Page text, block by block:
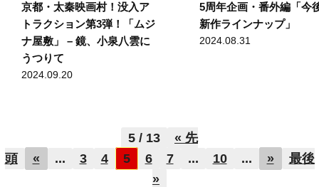
京都・太秦映画村！没入ア
トラクション第3弾！「ムジ
ナ屋敷」 – 鏡、小泉八雲に
うつりて
2024.09.20
5周年企画・番外編「今
新作ラインナップ」
2024.08.31
5 / 13
« 先
頭
« ... 3 4 5 6 7 ... 10 ... »
最後
»